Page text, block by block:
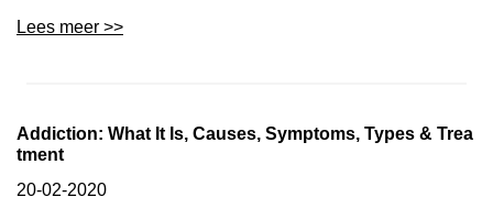
Lees meer >>
Addiction: What It Is, Causes, Symptoms, Types & Trea
tment
20-02-2020